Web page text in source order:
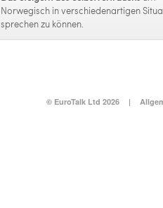
Norwegisch in verschiedenartigen
sprechen zu können.
© EuroTalk Ltd 2026 |